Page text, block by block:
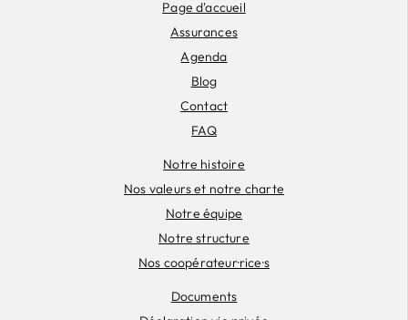
Page d'accueil
Assurances
Agenda
Blog
Contact
FAQ
Notre histoire
Nos valeurs et notre charte
Notre équipe
Notre structure
Nos coopérateur·rice·s
Documents